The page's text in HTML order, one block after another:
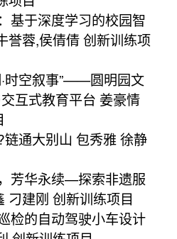
基于深度学习的校园智
誉蓉,侯倩倩 创新训练项
时空叙事”——圆明园文
互式教育平台 姜豪情
通大别山 包秀雅 徐静
芳华永续—探索非遗服
刁建刚 创新训练项目
检的自动驾驶小车设计